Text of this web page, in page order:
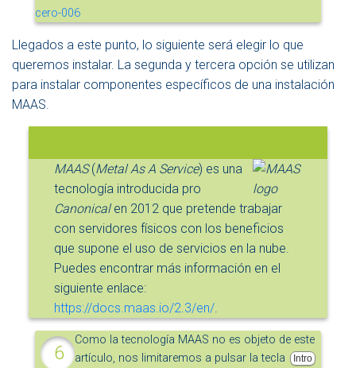
Llegados a este punto, lo siguiente será elegir lo que
queremos instalar. La segunda y tercera opción se utilizan
para instalar componentes específicos de una instalación
MAAS.
MAAS(Metal As A Service) es una
tecnología introducida pro
Canonicalen 2012 que pretende trabajar
con servidores físicos con los beneficios
que supone el uso de servicios en la nube.
Puedes encontrar más información en el
siguiente enlace:
https://docs.maas.io/2.3/en/.
Como la tecnología MAAS no es objeto de este
artículo, nos limitaremos a pulsar la tecla
Intro